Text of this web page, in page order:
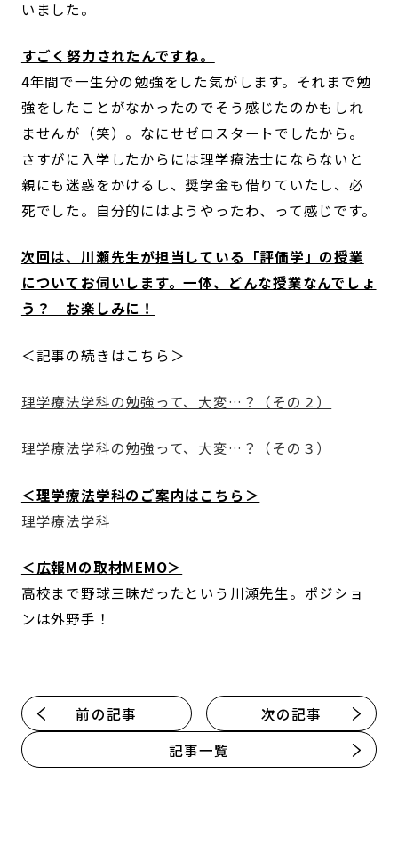
いました。
――すごく努力されたんですね。
4年間で一生分の勉強をした気がします。それまで勉
強をしたことがなかったのでそう感じたのかもしれ
ませんが（笑）。なにせゼロスタートでしたから。
さすがに入学したからには理学療法士にならないと
親にも迷惑をかけるし、奨学金も借りていたし、必
死でした。自分的にはようやったわ、って感じです。
次回は、川瀬先生が担当している「評価学」の授業
についてお伺いします。一体、どんな授業なんでしょ
う？ お楽しみに！
＜記事の続きはこちら＞
理学療法学科の勉強って、大変…？（その２）
理学療法学科の勉強って、大変…？（その３）
＜理学療法学科のご案内はこちら＞
理学療法学科
＜広報Mの取材MEMO＞
高校まで野球三昧だったという川瀬先生。ポジショ
ンは外野手！
前の記事
記事一覧
次の記事